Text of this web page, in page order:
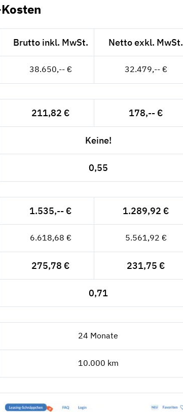
Brutto inkl. MwSt. Netto exkl. MwSt.
38.650,-- € 32.479,-- €
211,82 € 178,-- €
Keine!
0,55
1.535,-- € 1.289,92 €
6.618,68 € 5.561,92 €
275,78 € 231,75 €
0,71
24 Monate
10.000 km